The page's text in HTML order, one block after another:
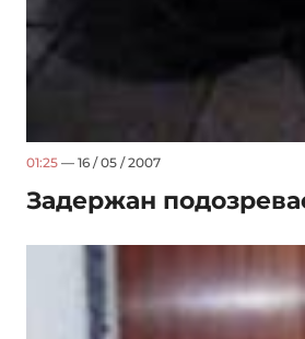
01:25 — 16 / 05 / 2007
Задержан